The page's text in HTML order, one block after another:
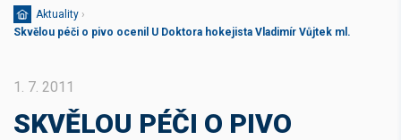
Aktuality ›
Skvělou péči o pivo ocenil U Doktora hokejista Vladimír Vůjtek ml.
1. 7. 2011
SKVĚLOU PÉČI O PIVO